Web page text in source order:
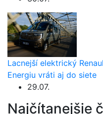
Lacnejší elektrický
Energiu vráti aj do siete
29.07.
Najčítanejšie